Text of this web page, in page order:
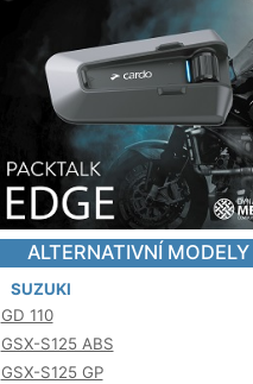
ALTERNATIVNÍ MODELY
SUZUKI
GD 110
GSX-S125 ABS
GSX-S125 GP